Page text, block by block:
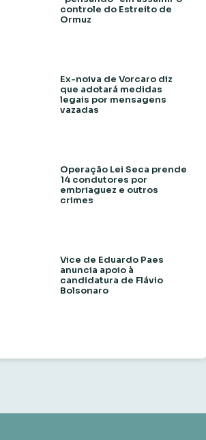
controle do Estreito de
Ormuz
Ex-noiva de Vorcaro diz
que adotará medidas
legais por mensagens
vazadas
Operação Lei Seca prende
14 condutores por
embriaguez e outros
crimes
Vice de Eduardo Paes
anuncia apoio à
candidatura de Flávio
Bolsonaro